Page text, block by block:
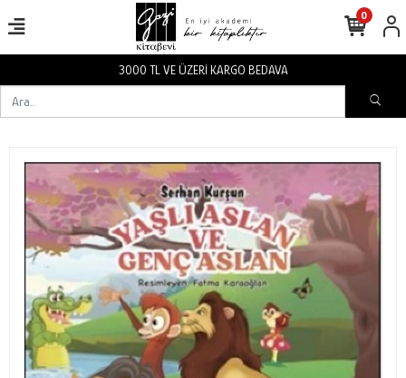
3000 TL VE ÜZERİ KARGO BEDAVA
0